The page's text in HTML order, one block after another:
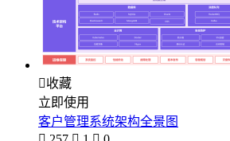
收藏
立即使用
客户管理系统架构全景图